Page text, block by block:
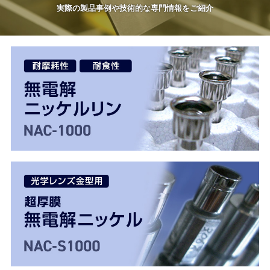
実際の製品事例や技術的な専門情報をご紹介